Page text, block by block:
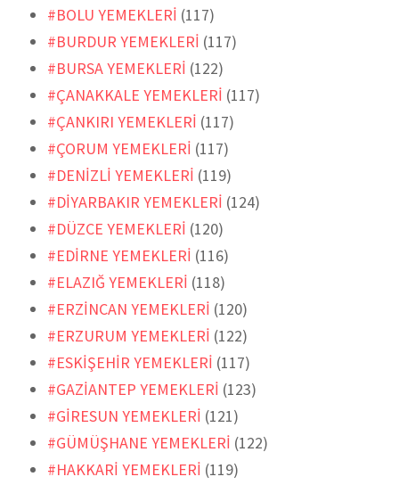
#BOLU YEMEKLERİ (117)
#BURDUR YEMEKLERİ (117)
#BURSA YEMEKLERİ (122)
#ÇANAKKALE YEMEKLERİ (117)
#ÇANKIRI YEMEKLERİ (117)
#ÇORUM YEMEKLERİ (117)
#DENİZLİ YEMEKLERİ (119)
#DİYARBAKIR YEMEKLERİ (124)
#DÜZCE YEMEKLERİ (120)
#EDİRNE YEMEKLERİ (116)
#ELAZIĞ YEMEKLERİ (118)
#ERZİNCAN YEMEKLERİ (120)
#ERZURUM YEMEKLERİ (122)
#ESKİŞEHİR YEMEKLERİ (117)
#GAZİANTEP YEMEKLERİ (123)
#GİRESUN YEMEKLERİ (121)
#GÜMÜŞHANE YEMEKLERİ (122)
#HAKKARİ YEMEKLERİ (119)